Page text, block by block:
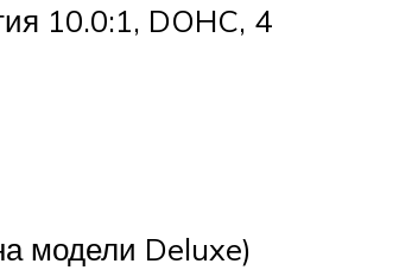
10.0:1, DOHC, 4
модели Deluxe)